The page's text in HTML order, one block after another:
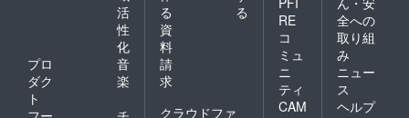
活
性
化
プロ
ダク
ト
音
楽
る
る
資
料
請
求
クラウドファ
RE
コ
ミュ
ニ
ティ
CAM
全への
取り組
み
ニュー
ス
ヘルプ